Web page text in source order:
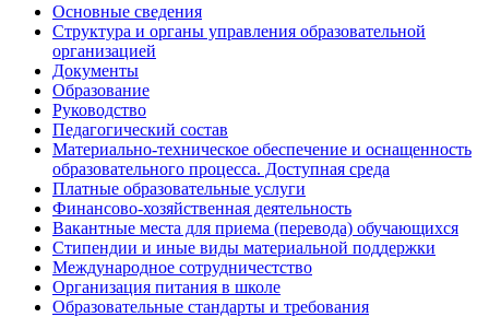
Основные сведения
Структура и органы управления образовательной
организацией
Документы
Образование
Руководство
Педагогический состав
Материально-техническое обеспечение и оснащенность
образовательного процесса. Доступная среда
Платные образовательные услуги
Финансово-хозяйственная деятельность
Вакантные места для приема (перевода) обучающихся
Стипендии и иные виды материальной поддержки
Международное сотрудничестство
Организация питания в школе
Образовательные стандарты и требования